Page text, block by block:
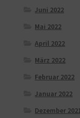
Juni 2022
Mai 2022
April 2022
März 2022
Februar 2022
Januar 2022
Dezember 2021